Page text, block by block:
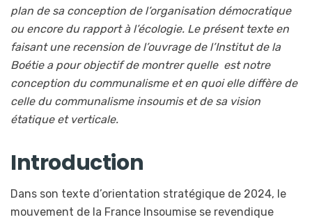
plan de sa conception de l’organisation démocratique
ou encore du rapport à l’écologie. Le présent texte en
faisant une recension de l’ouvrage de l’Institut de la
Boétie a pour objectif de montrer quelle est notre
conception du communalisme et en quoi elle diffère de
celle du communalisme insoumis et de sa vision
étatique et verticale.
Introduction
Dans son texte d’orientation stratégique de 2024, le
mouvement de la France Insoumise se revendique